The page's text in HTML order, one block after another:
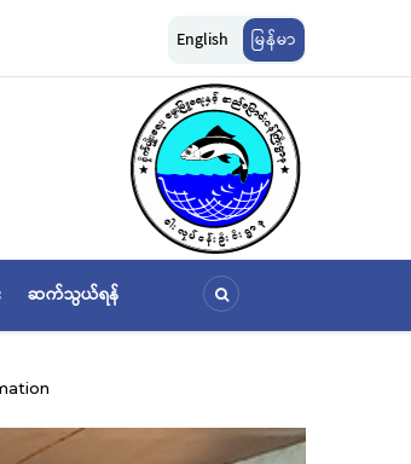
မြန်မာ့ပင်လယ် ငါးလုပ်ငန်းရေပြင်အတွင်းရှိ ငါးဖမ်းကွက်များအား
English မြန်မာ
ဆက်သွယ်ရန်